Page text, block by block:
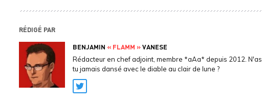
RÉDIGÉ PAR
BENJAMIN « FLAMM »VANESE
Rédacteur en chef adjoint, membre *aAa* depuis 2012. N'as
tu jamais dansé avec le diable au clair de lune ?
Twitter